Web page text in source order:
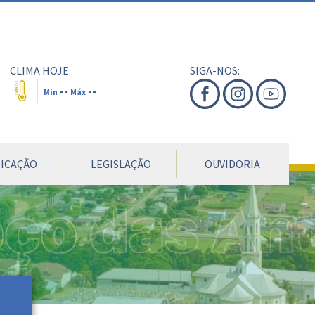
CLIMA HOJE:
Min -- Máx --
SIGA-NOS:
LEGISLAÇÃO OUVIDORIA